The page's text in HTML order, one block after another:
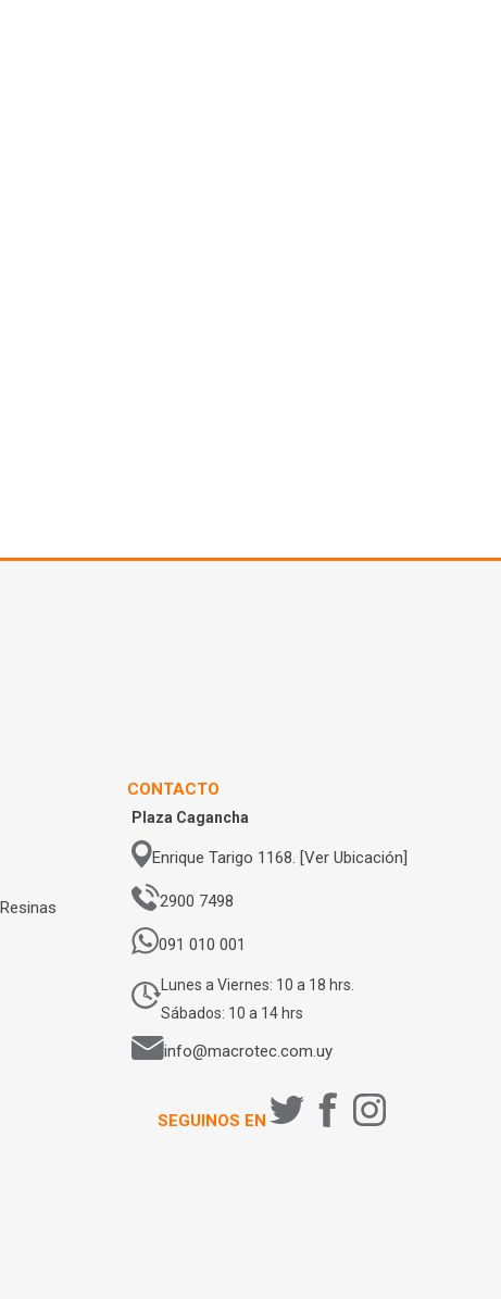
CONTACTO
Plaza Cagancha
Enrique Tarigo 1168. [Ver Ubicación]
2900 7498
091 010 001
Lunes a Viernes: 10 a 18 hrs.
Sábados: 10 a 14 hrs
info@macrotec.com.uy
SEGUINOS EN